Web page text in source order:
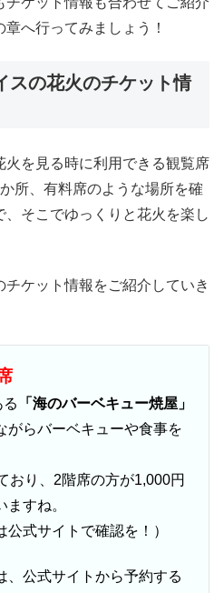
へ行ってみましょう！
スの花火のチケット情
火を見る時に利用できる観覧席
所、有料席のような場所を確
そこでゆっくりと花火を楽し
ケット情報をご紹介していき
「海のバーベキュー焼屋」
がらバーベキューや食事を
おり、2階席の方が1,000円
すね。
公式サイトで確認を！）
、公式サイトから予約する